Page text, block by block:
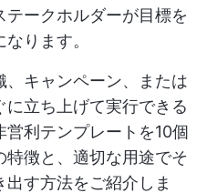
ークホルダーが目標を
ります。
キャンペーン、または
立ち上げて実行できる
利テンプレートを10個
徴と、適切な用途でそ
す方法をご紹介しま